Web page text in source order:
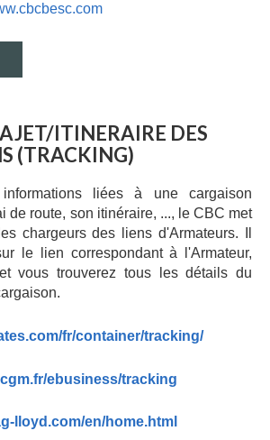
ITINERAIRE DES
(TRACKING)
liées à une cargaison
de route, son itinéraire, ..., le CBC met
chargeurs des liens d'Armateurs. Il
le lien correspondant à l'Armateur,
vous trouverez tous les détails du
fr/container/tracking/
ebusiness/tracking
lloyd.com/en/home.html